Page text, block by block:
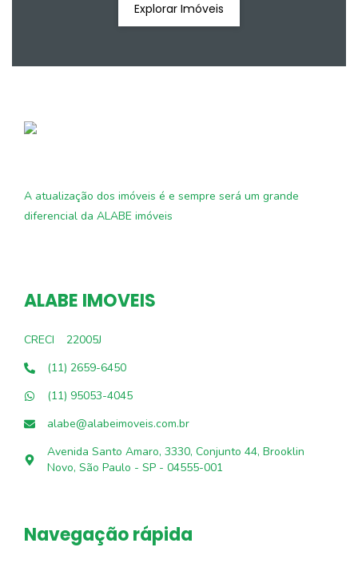
Explorar Imóveis
A atualização dos imóveis é e sempre será um grande
diferencial da ALABE imóveis
ALABE IMOVEIS
CRECI
22005J
(11) 2659-6450
(11) 95053-4045
alabe@alabeimoveis.com.br
Avenida Santo Amaro, 3330, Conjunto 44, Brooklin
Novo, São Paulo - SP - 04555-001
Navegação rápida